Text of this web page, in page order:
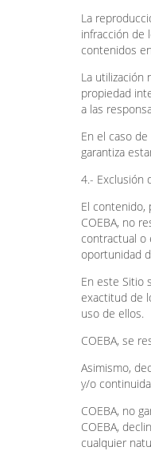
La
infracción de
contenidos
La utilización
propiedad
a las
En el caso
garantiza
4.- Exclusión
El contenido,
COEBA, no
contractual o
oportunidad
En este Sitio
exactitud de
uso de ellos.
COEBA, se
Asimismo,
y/o
COEBA, no
COEBA,
cualquier